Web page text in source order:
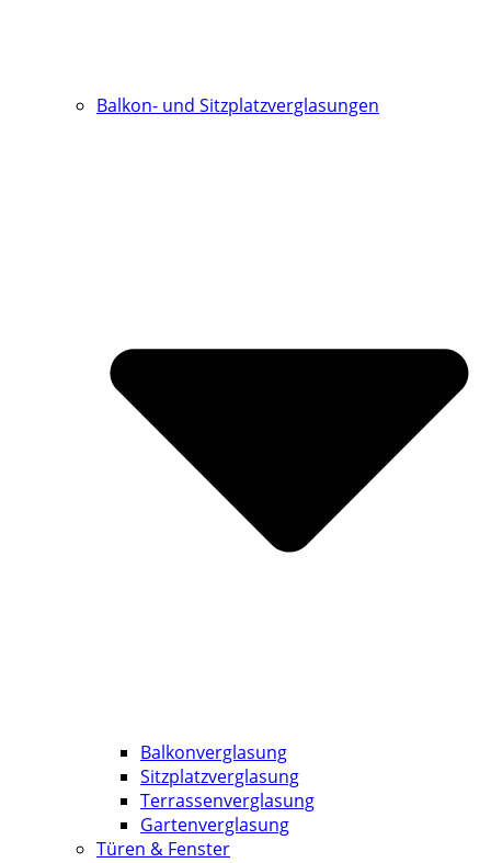
Balkon- und Sitzplatzverglasungen
Balkonverglasung
Sitzplatzverglasung
Terrassenverglasung
Gartenverglasung
Türen & Fenster